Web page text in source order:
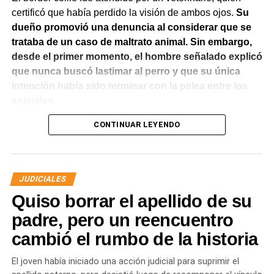
certificó que había perdido la visión de ambos ojos. Su
dueño promovió una denuncia al considerar que se
trataba de un caso de maltrato animal. Sin embargo,
desde el primer momento, el hombre señalado explicó
que nunca buscó lastimar al perro y que su única
intención había sido terminar con la pelea entre los
El Juzgado de Paz analizó el caso y resolvió desestimar
que los hechos no configuraban la contravención de
maltrato animal prevista en el Código Contravencional.
La sentencia destacó que esa figura exige una conducta
dolosa, es decir, la voluntad de provocar daño al animal.
En este caso, la magistrada entendió que del propio
relato del denunciante surgía que el hombre actuó para
separar a los perros y no con el propósito de herir al
border collie. La lesión fue consecuencia del intento de
CONTINUAR LEYENDO
JUDICIALES
Quiso borrar el apellido de su
padre, pero un reencuentro
cambió el rumbo de la historia
El joven había iniciado una acción judicial para suprimir el